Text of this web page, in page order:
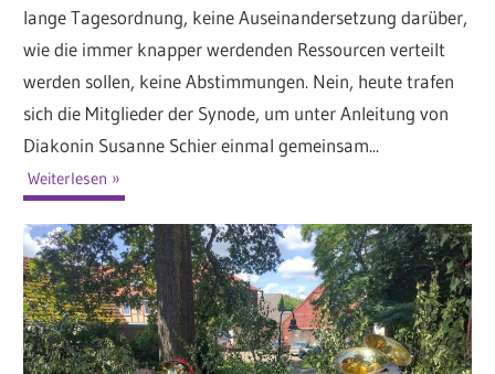
lange Tagesordnung, keine Auseinandersetzung darüber,
wie die immer knapper werdenden Ressourcen verteilt
werden sollen, keine Abstimmungen. Nein, heute trafen
sich die Mitglieder der Synode, um unter Anleitung von
Diakonin Susanne Schier einmal gemeinsam...
Weiterlesen